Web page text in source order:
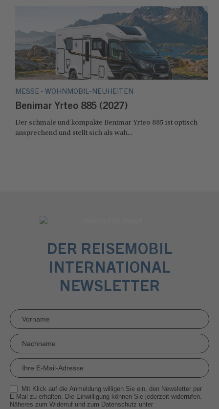
MESSE - WOHNMOBIL-NEUHEITEN
Benimar Yrteo 885 (2027)
Der schmale und kompakte Benimar Yrteo 885 ist optisch
ansprechend und stellt sich als wah...
DER REISEMOBIL
INTERNATIONAL
NEWSLETTER
Newsletter
Anmeldung
RMI
Mit Klick auf die Anmeldung willigen Sie ein, den Newsletter per
E-Mail zu erhalten. Die Einwilligung können Sie jederzeit widerrufen.
Näheres zum Widerruf und zum Datenschutz unter